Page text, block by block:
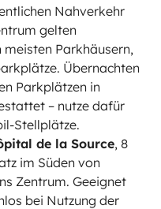
Nahverkehr
gelten
Parkhäusern,
Übernachten
Parkplätzen in
– nutze dafür
Stellplätze.
de la Source, 8
im Süden von
Zentrum. Geeignet
bei Nutzung der